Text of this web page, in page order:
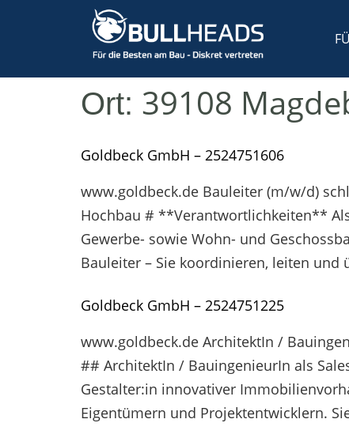
Ort: 39108
Goldbeck GmbH – 2524751606
www.goldbeck.de Bauleiter (m/w/d)
Hochbau # **Verantwortlichkeiten**
Gewerbe- sowie Wohn- und
Bauleiter – Sie koordinieren, leiten
Goldbeck GmbH – 2524751225
www.goldbeck.de ArchitektIn /
## ArchitektIn / BauingenieurIn als
Gestalter:in innovativer
Eigentümern und Projektentwicklern.